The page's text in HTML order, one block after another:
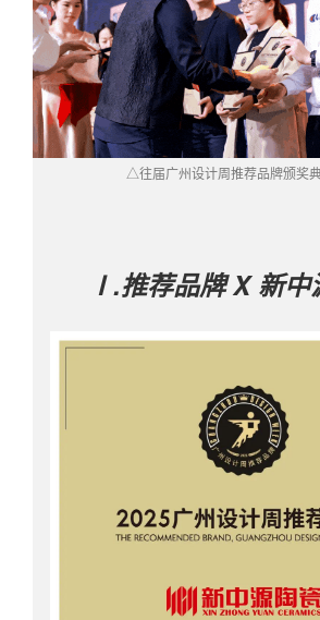
△往届广州设计周推荐品牌颁奖
Ⅰ.推荐品牌 X新中